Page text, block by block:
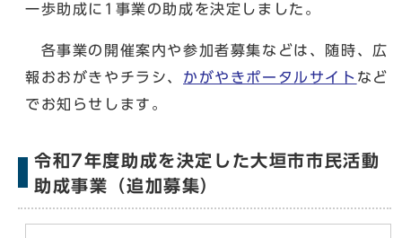
一歩助成に1事業の助成を決定しました。
各事業の開催案内や参加者募集などは、随時、広
報おおがきやチラシ、 かがやきポータルサイト など
でお知らせします。
令和7年度助成を決定した大垣市市民活動
助成事業（追加募集）